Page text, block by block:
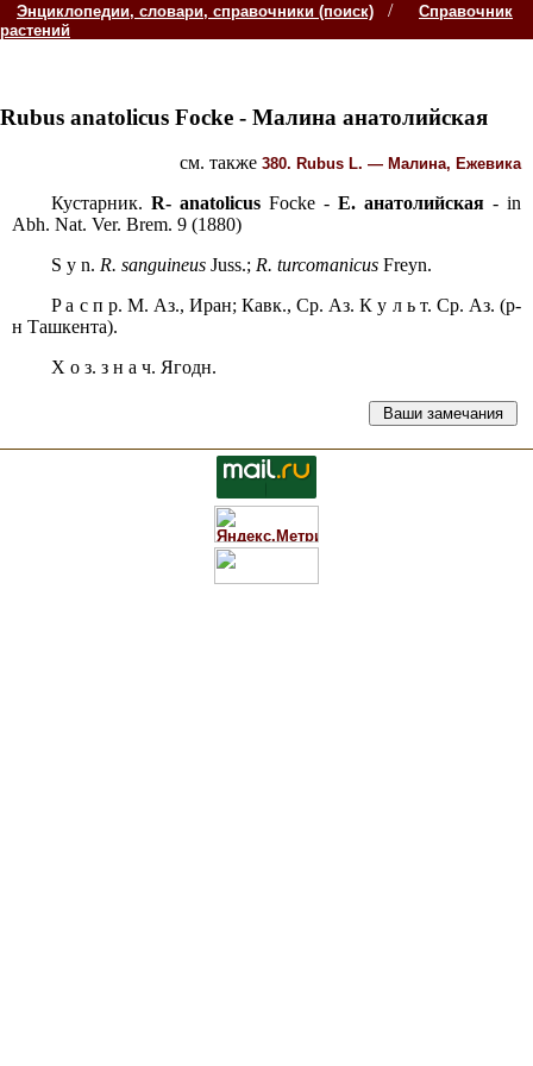
Энциклопедии, словари, справочники (поиск) /
Справочник
растений
Rubus anatolicus Focke - Малина анатолийская
см. также 380. Rubus L. — Малина, Ежевика
Кустарник.R- anatolicus Focke -Е. анатолийская - in
Abh. Nat. Ver. Brem. 9 (1880)
S у n.R. sanguineusJuss.;R. turcomanicusFreyn.
P а с п р. М. Аз., Иран; Кавк., Ср. Аз. К у л ь т. Ср. Аз. (р-
н Ташкента).
Х о з. з н а ч. Ягодн.